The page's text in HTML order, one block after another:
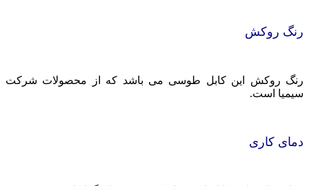
رنگ روکش
رنگ روکش این کابل طوسی می باشد که از محصولات شرکت
سیمیا است.
دمای کاری